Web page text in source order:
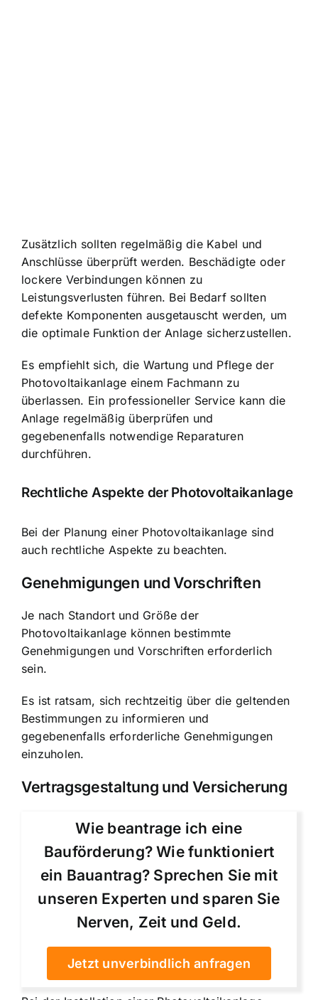
Zusätzlich sollten regelmäßig die Kabel und
Anschlüsse überprüft werden. Beschädigte oder
lockere Verbindungen können zu
Leistungsverlusten führen. Bei Bedarf sollten
defekte Komponenten ausgetauscht werden, um
die optimale Funktion der Anlage sicherzustellen.
Es empfiehlt sich, die Wartung und Pflege der
Photovoltaikanlage einem Fachmann zu
überlassen. Ein professioneller Service kann die
Anlage regelmäßig überprüfen und
gegebenenfalls notwendige Reparaturen
durchführen.
Rechtliche Aspekte der Photovoltaikanlage
Bei der Planung einer Photovoltaikanlage sind
auch rechtliche Aspekte zu beachten.
Genehmigungen und Vorschriften
Je nach Standort und Größe der
Photovoltaikanlage können bestimmte
Genehmigungen und Vorschriften erforderlich
sein.
Es ist ratsam, sich rechtzeitig über die geltenden
Bestimmungen zu informieren und
gegebenenfalls erforderliche Genehmigungen
einzuholen.
Vertragsgestaltung und Versicherung
Wie beantrage ich eine
Bauförderung? Wie funktioniert
ein Bauantrag? Sprechen Sie mit
unseren Experten und sparen Sie
Nerven, Zeit und Geld.
Jetzt unverbindlich anfragen